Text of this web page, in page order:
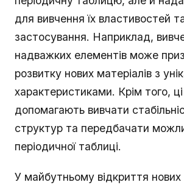
для вивчення їх властивостей
застосування. Наприклад,
надважких елементів може
розвитку нових матеріалів з
характеристиками. Крім того,
допомагають вивчати
структур та передбачати
періодичної таблиці.
У майбутньому відкриття нових